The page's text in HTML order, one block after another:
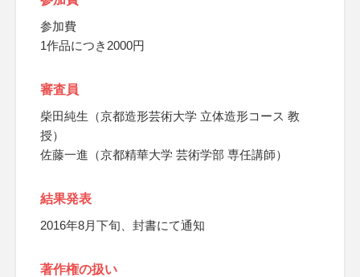
参加費
1作品につき2000円
審査員
柴田純生（京都造形芸術大学 立体造形コース 教
授）
佐藤一進（京都精華大学 芸術学部 専任講師）
結果発表
2016年8月下旬、封書にて通知
著作権の扱い